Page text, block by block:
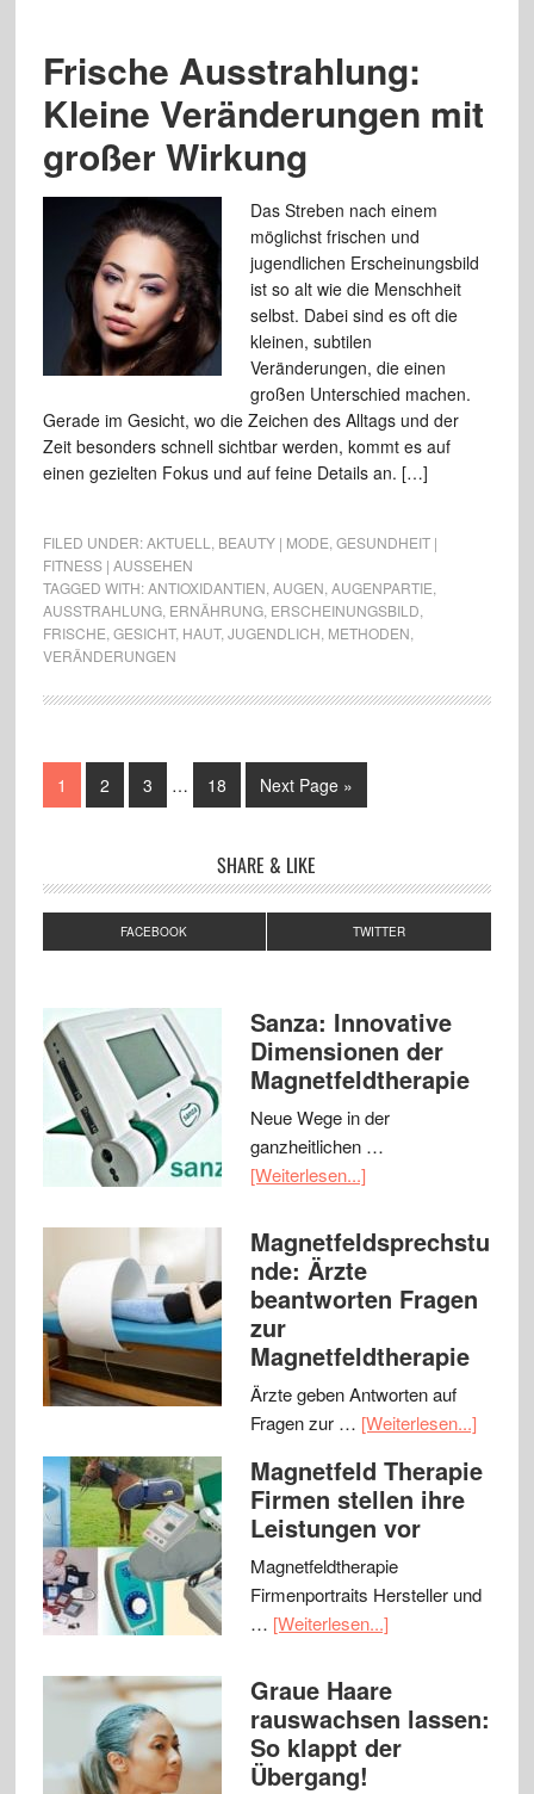
Frische Ausstrahlung:
Kleine Veränderungen mit
großer Wirkung
Das Streben nach einem
möglichst frischen und
jugendlichen Erscheinungsbild
ist so alt wie die Menschheit
selbst. Dabei sind es oft die
kleinen, subtilen
Veränderungen, die einen
großen Unterschied machen.
Gerade im Gesicht, wo die Zeichen des Alltags und der
Zeit besonders schnell sichtbar werden, kommt es auf
einen gezielten Fokus und auf feine Details an. […]
FILED UNDER:AKTUELL BEAUTY | MODE GESUNDHEIT |
FITNESS | AUSSEHEN
TAGGED WITH:ANTIOXIDANTIEN AUGEN AUGENPARTIE
AUSSTRAHLUNG, ERNÄHRUNG, ERSCHEINUNGSBILD
FRISCHE GESICHT, HAUT, JUGENDLICH METHODEN
VERÄNDERUNGEN
1 2 3 … 18 Next Page »
SHARE & LIKE
FACEBOOK TWITTER
Sanza: Innovative
Dimensionen der
Magnetfeldtherapie
Neue Wege in der
ganzheitlichen …
[Weiterlesen...]
Magnetfeldsprechstu
nde: Ärzte
beantworten Fragen
zur
Magnetfeldtherapie
Ärzte geben Antworten auf
Fragen zur … [Weiterlesen...]
Magnetfeld Therapie
Firmen stellen ihre
Leistungen vor
Magnetfeldtherapie
Firmenportraits Hersteller und
… [Weiterlesen...]
Graue Haare
rauswachsen lassen:
So klappt der
Übergang!